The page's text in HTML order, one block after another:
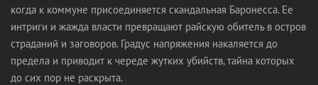
когда к коммуне присоединяется скандальная Баронесса. Ее
интриги и жажда власти превращают райскую обитель в остров
страданий и заговоров. Градус напряжения накаляется до
предела и приводит к череде жутких убийств, тайна которых
до сих пор не раскрыта.